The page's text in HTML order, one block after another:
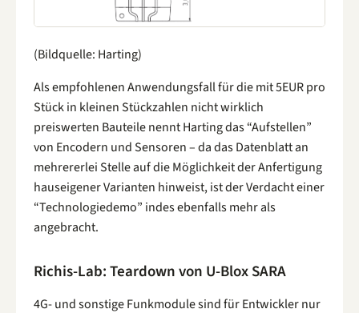
(Bildquelle: Harting)
Als empfohlenen Anwendungsfall für die mit 5EUR pro
Stück in kleinen Stückzahlen nicht wirklich
preiswerten Bauteile nennt Harting das “Aufstellen”
von Encodern und Sensoren – da das Datenblatt an
mehrererlei Stelle auf die Möglichkeit der Anfertigung
hauseigener Varianten hinweist, ist der Verdacht einer
“Technologiedemo” indes ebenfalls mehr als
angebracht.
Richis-Lab: Teardown von U-Blox SARA
4G- und sonstige Funkmodule sind für Entwickler nur